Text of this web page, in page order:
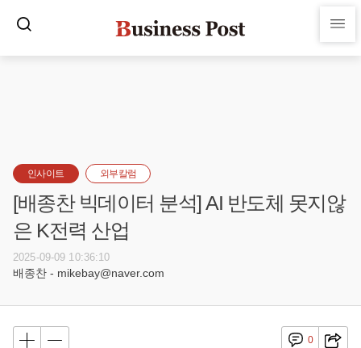
인사이트 외부칼럼
[배종찬 빅데이터 분석] AI 반도체 못지않
은 K전력 산업
2025-09-09 10:36:10
배종찬 - mikebay@naver.com
0